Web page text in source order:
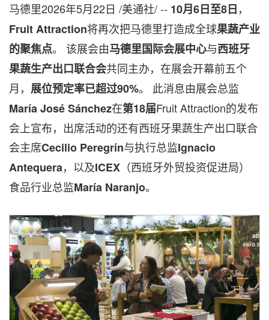
马德里2026年5月22日 /美通社/ -- 10月6日至8日，
Fruit Attraction将再次把马德里打造成全球果蔬产业
的聚焦点。 该展会由马德里国际会展中心与西班牙
果蔬生产出口联合会共同主办，在展会开幕前五个
月， 展位预定率已超过90%。 此消息由展会总监
María José Sánchez在第18届Fruit Attraction的发布
会上宣布，出席活动的还有西班牙果蔬生产出口联合
会主席Cecilio Peregrín与执行总监Ignacio
Antequera，以及ICEX （西班牙外贸投资促进局）
食品行业总监María Naranjo。